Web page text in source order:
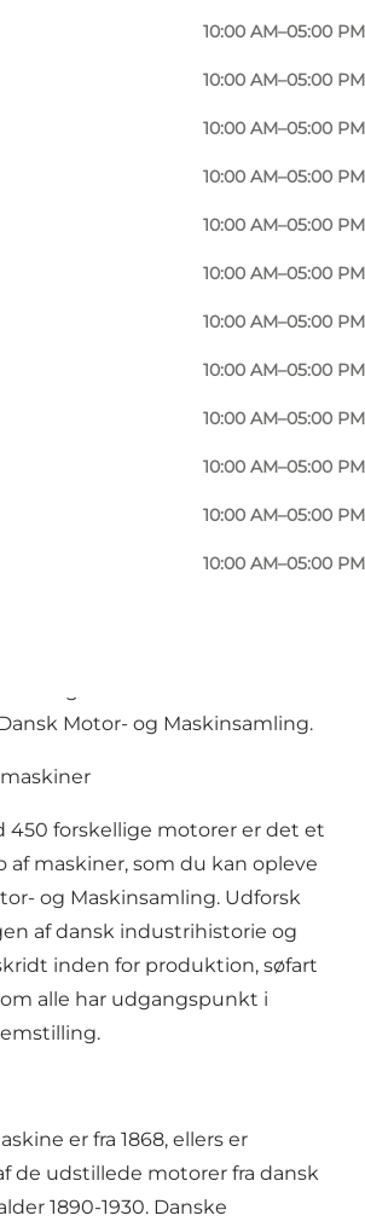
10:00 AM–05:00 PM
10:00 AM–05:00 PM
10:00 AM–05:00 PM
10:00 AM–05:00 PM
10:00 AM–05:00 PM
10:00 AM–05:00 PM
10:00 AM–05:00 PM
10:00 AM–05:00 PM
10:00 AM–05:00 PM
10:00 AM–05:00 PM
10:00 AM–05:00 PM
10:00 AM–05:00 PM
Foto:
Motor- og Maskinsamling.
450 forskellige motorer er det et
af maskiner, som du kan opleve
og Maskinsamling. Udforsk
af dansk industrihistorie og
inden for produktion, søfart
alle har udgangspunkt i
er fra 1868, ellers er
de udstillede motorer fra dansk
1890-1930. Danske